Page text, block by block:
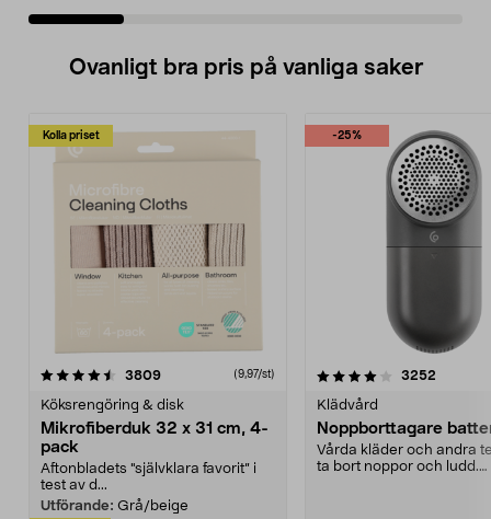
Ovanligt bra pris på vanliga saker
Kolla priset
3809recensioner (9,97/st)
Köksrengöring & disk
Mikrofiberduk 32 x 31 cm, 4-
pack
Aftonbladets "självklara favorit” i
test av d...
Utförande: Grå/beige
-25%
4.0av 5 stjärnor 3252
Klädvård
Noppborttagare
Vårda kläder och andra
ta bort noppor och ludd.
4.5av 5 stjärnor